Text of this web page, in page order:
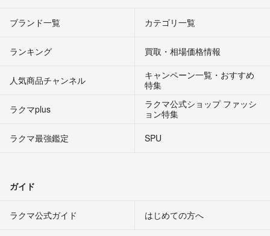
ブランド一覧 カテゴリ一覧
ランキング 買取・相場価格情報
人気商品チャンネル
キャンペーン一覧・おすすめ
特集
ラクマplus
ラクマ公式ショップ ファッシ
ョン特集
ラクマ最強鑑定
SPU
ガイド
ラクマ公式ガイド はじめての方へ